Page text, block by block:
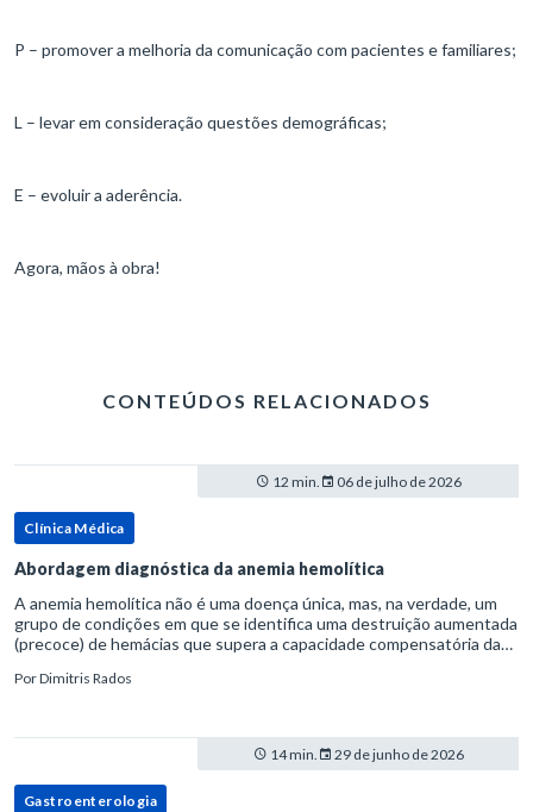
P – promover a melhoria da comunicação com pacientes e familiares;
L – levar em consideração questões demográficas;
E – evoluir a aderência.
Agora, mãos à obra!
CONTEÚDOS RELACIONADOS
12 min. 06 de julho de 2026
Clínica Médica
Abordagem diagnóstica da anemia hemolítica
A anemia hemolítica não é uma doença única, mas, na verdade, um
grupo de condições em que se identifica uma destruição aumentada
(precoce) de hemácias que supera a capacidade compensatória da
PorDimitris Rados
14 min. 29 de junho de 2026
Gastroenterologia